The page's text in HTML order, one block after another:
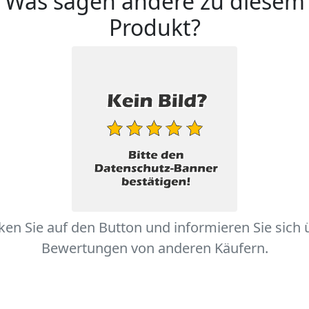
Produkt?
Sie auf den Button und informieren Sie sich
Bewertungen von anderen Käufern.